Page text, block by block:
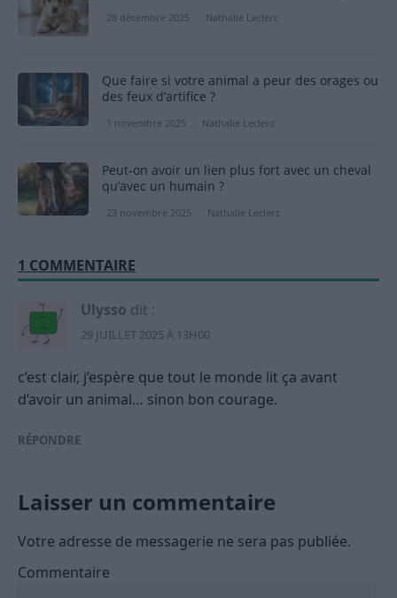
28 décembre 2025 Nathalie Leclerc
Que faire si votre animal a peur des orages ou
des feux d’artifice ?
1 novembre 2025 Nathalie Leclerc
Peut-on avoir un lien plus fort avec un cheval
qu’avec un humain ?
23 novembre 2025 Nathalie Leclerc
1 COMMENTAIRE
Ulysso dit :
29 JUILLET 2025 À 13H00
c’est clair, j’espère que tout le monde lit ça avant
d’avoir un animal… sinon bon courage.
RÉPONDRE
Laisser un commentaire
Votre adresse de messagerie ne sera pas publiée.
Commentaire